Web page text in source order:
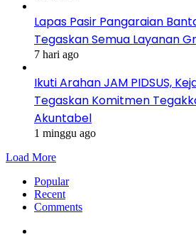
Lapas Pasir Pangaraian
Tegaskan Semua Layanan
7 hari ago
Ikuti Arahan JAM PIDSUS,
Tegaskan Komitmen
Akuntabel
1 minggu ago
Load More
Popular
Recent
Comments